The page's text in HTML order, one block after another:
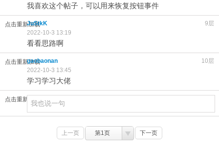
我喜欢这个帖子，可以用来恢复按钮事件
点击重新加载 9层
JuStkK
2022-10-3 13:19
看看思路啊
点击重新加载 10层
gaobaonan
2022-10-3 13:45
学习学习大佬
点击重新加载
上一页 第1页 下一页